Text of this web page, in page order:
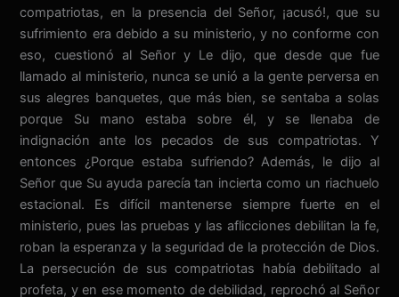
compatriotas, en la presencia del Señor, ¡acusó!, que su
sufrimiento era debido a su ministerio, y no conforme con
eso, cuestionó al Señor y Le dijo, que desde que fue
llamado al ministerio, nunca se unió a la gente perversa en
sus alegres banquetes, que más bien, se sentaba a solas
porque Su mano estaba sobre él, y se llenaba de
indignación ante los pecados de sus compatriotas. Y
entonces ¿Porque estaba sufriendo? Además, le dijo al
Señor que Su ayuda parecía tan incierta como un riachuelo
estacional. Es difícil mantenerse siempre fuerte en el
ministerio, pues las pruebas y las aflicciones debilitan la fe,
roban la esperanza y la seguridad de la protección de Dios.
La persecución de sus compatriotas había debilitado al
profeta, y en ese momento de debilidad, reprochó al Señor